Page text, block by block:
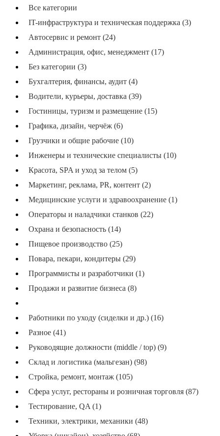
Все категории
IT-инфраструктура и техническая поддержка (3)
Автосервис и ремонт (24)
Администрация, офис, менеджмент (17)
Без категории (3)
Бухгалтерия, финансы, аудит (4)
Водители, курьеры, доставка (39)
Гостиницы, туризм и размещение (15)
Графика, дизайн, черчёж (6)
Грузчики и общие рабочие (10)
Инженеры и технические специалисты (10)
Красота, SPA и уход за телом (5)
Маркетинг, реклама, PR, контент (2)
Медицинские услуги и здравоохранение (1)
Операторы и наладчики станков (22)
Охрана и безопасность (14)
Пищевое производство (25)
Повара, пекари, кондитеры (29)
Программисты и разработчики (1)
Продажи и развитие бизнеса (8)
Работники по уходу (сиделки и др.) (16)
Разное (41)
Руководящие должности (middle / top) (9)
Склад и логистика (мальгезан) (98)
Стройка, ремонт, монтаж (105)
Сфера услуг, рестораны и розничная торговля (87)
Тестирование, QA (1)
Техники, электрики, механики (48)